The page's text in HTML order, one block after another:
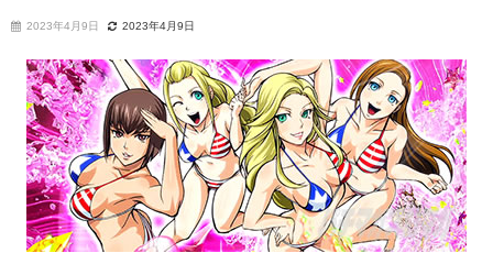
2023年4月9日 2023年4月9日